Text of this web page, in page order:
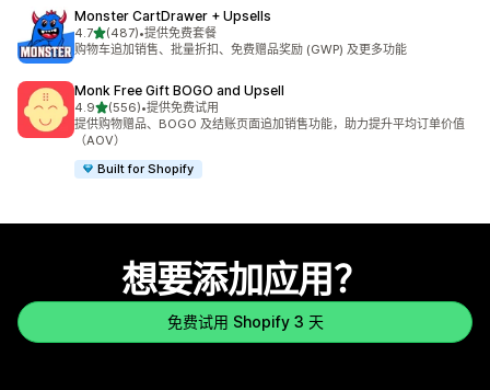
Monster CartDrawer + Upsells
4.7星（满分 5 星）
(487)
总共 487 条评论
•提供免费套餐
购物车追加销售、批量折扣、免费赠品奖励 (GWP) 及更多功能
Monk Free Gift BOGO and Upsell
4.9星（满分 5 星）
(556)
总共 556 条评论
•提供免费试用
提供购物赠品、BOGO 及结账页面追加销售功能，助力提升平均订单价值
（AOV）
Built for Shopify
想要添加应用？
免费试用 Shopify 3 天